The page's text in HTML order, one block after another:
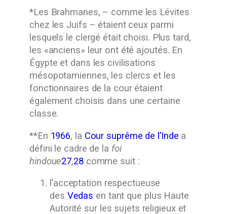
*Les Brahmanes, – comme les Lévites
chez les Juifs – étaient ceux parmi
lesquels le clergé était choisi. Plus tard,
les «anciens» leur ont été ajoutés. En
Égypte et dans les civilisations
mésopotamiennes, les clercs et les
fonctionnaires de la cour étaient
également choisis dans une certaine
classe.
**En 1966, la Cour suprême de l’Inde a
défini le cadre de la foi
hindoue27,28comme suit :
l’acceptation respectueuse
des Vedas en tant que plus Haute
Autorité sur les sujets religieux et